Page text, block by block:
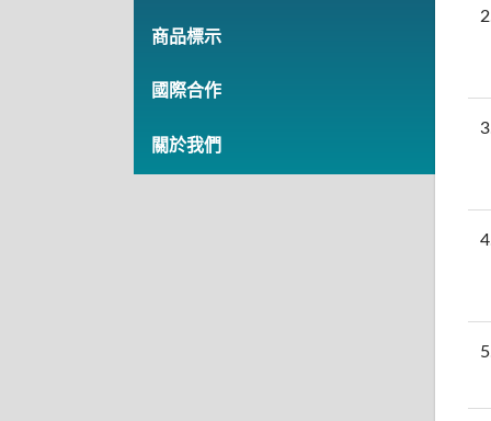
商品標示
國際合作
關於我們
2
3
4
5